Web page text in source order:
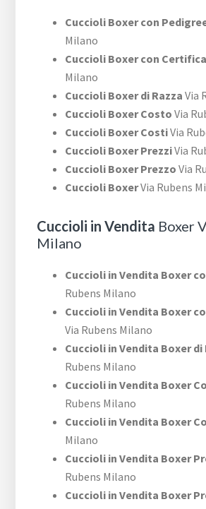
Cuccioli Boxer con
Milano
Cuccioli Boxer con
Milano
Cuccioli Boxer di Razza Via
Cuccioli Boxer Costo Via
Cuccioli Boxer CostiVia
Cuccioli Boxer PrezziVia
Cuccioli Boxer Prezzo Via
Cuccioli BoxerVia Rubens
Cuccioli in Vendita Boxer
Milano
Cuccioli in Vendita Boxer
Rubens Milano
Cuccioli in Vendita Boxer
Via Rubens Milano
Cuccioli in Vendita Boxer di
Rubens Milano
Cuccioli in Vendita Boxer
Rubens Milano
Cuccioli in Vendita Boxer
Milano
Cuccioli in Vendita Boxer
Rubens Milano
Cuccioli in Vendita Boxer